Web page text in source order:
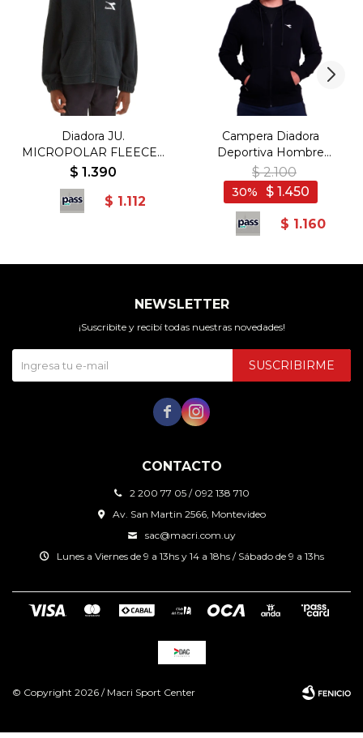
Diadora JU.
MICROPOLAR FLEECE -
Negro
$ 1.390
$ 1.112
Campera Diadora
Deportiva Hombre
c/capucha sin felpa
Negro - Negro
$ 2.100
$ 1.450
30
$ 1.160
CONTACTO
2 200 77 05 / 092 138 710
Av. San Martin 2566, Montevideo
sac@macri.com.uy
Lunes a Viernes de 9 a 13hs y 14 a 18hs / Sábado de 9 a 13hs
NEWSLETTER
¡Suscribite y recibí todas nuestras novedades!
SUSCRIBIRME
 
© Copyright 2026 / Macri Sport Center